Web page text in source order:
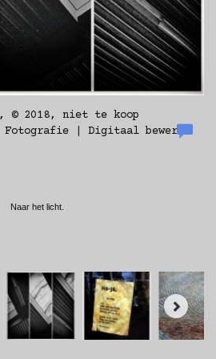
© 2018, niet te koop
Fotografie | Digitaal bewerkt
Naar het licht.